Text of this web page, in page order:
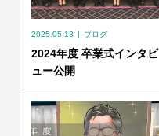
2025.05.13 ブログ
2024年度 卒業式インタビ
ュー公開